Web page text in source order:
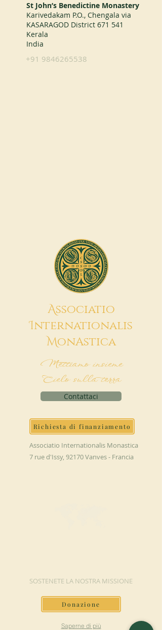
St John’s Benedictine Monastery
Karivedakam P.O., Chengala via
KASARAGOD District 671 541
Kerala
India
+91 9846265538
Associatio
Internationalis
MonAstica
Mettiamo insieme
Cielo sulla terra
Contattaci
Richiesta di finanziamento
Associatio Internationalis Monastica
7 rue d'Issy, 92170 Vanves - Francia
SOSTENETE LA NOSTRA MISSIONE
Donazione
Saperne di più